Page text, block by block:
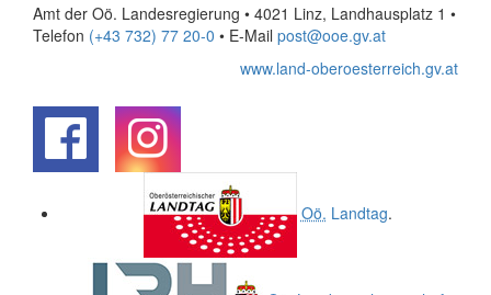
Amt der Oö. Landesregierung • 4021 Linz, Landhausplatz 1 •
Telefon (+43 732) 77 20-0 • E-Mail post@ooe.gv.at
www.land-oberoesterreich.gv.at
Oö. Landtag.